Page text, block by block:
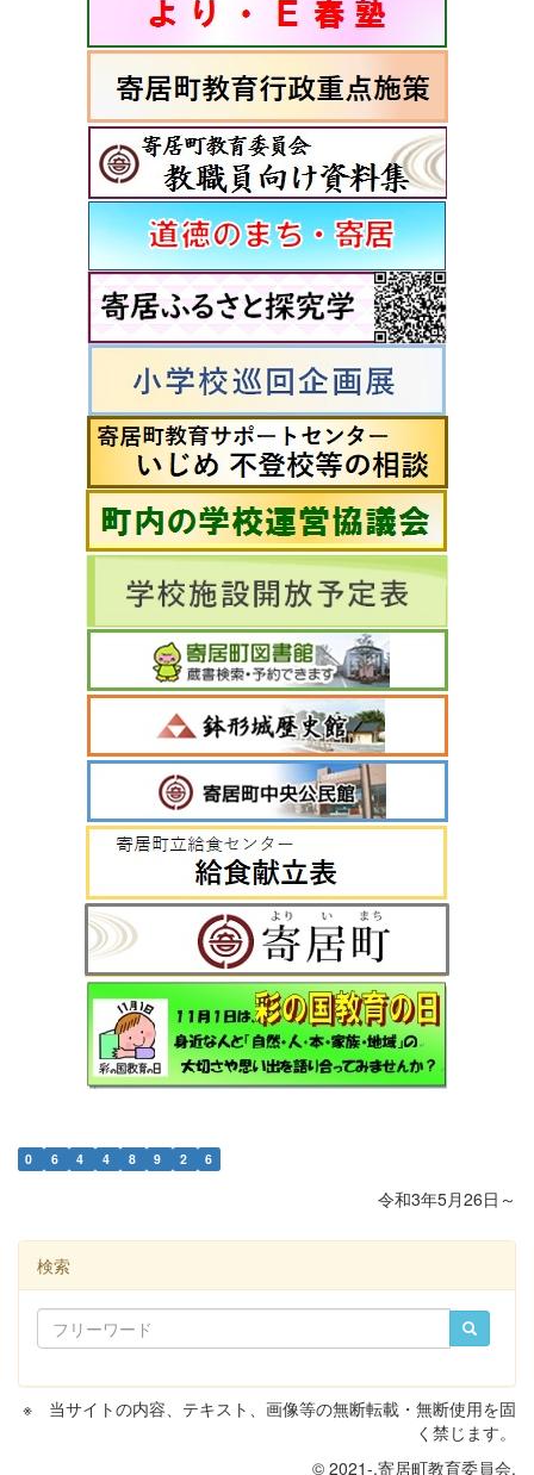
0 6 4 4 8 9 2 6
令和3年5月26日～
検索
※ 当サイトの内容、テキスト、画像等の無断転載・無断使用を固
く禁じます。
© 2021-.寄居町教育委員会.